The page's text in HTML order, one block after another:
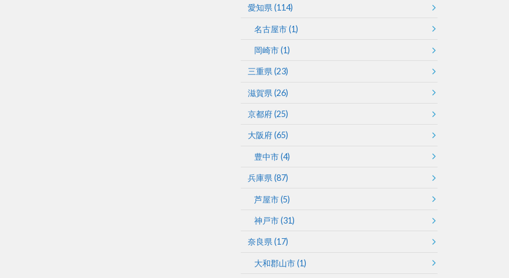
愛知県 (114)
名古屋市(1)
岡崎市(1)
三重県 (23)
滋賀県 (26)
京都府(25)
大阪府(65)
豊中市(4)
兵庫県 (87)
芦屋市(5)
神戸市(31)
奈良県 (17)
大和郡山市(1)